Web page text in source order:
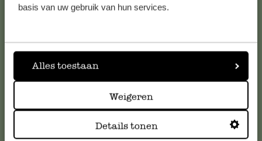
basis van uw gebruik van hun services.
Alles toestaan
Weigeren
Details tonen
Voor vragen, tips of hulp kun je contact opnemen met onze
klantenservice@dille-kamille.com